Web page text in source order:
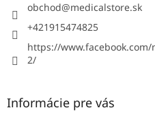
obchod@medicalstore.sk
+421915474825
https://
2/
Informácie pre vás